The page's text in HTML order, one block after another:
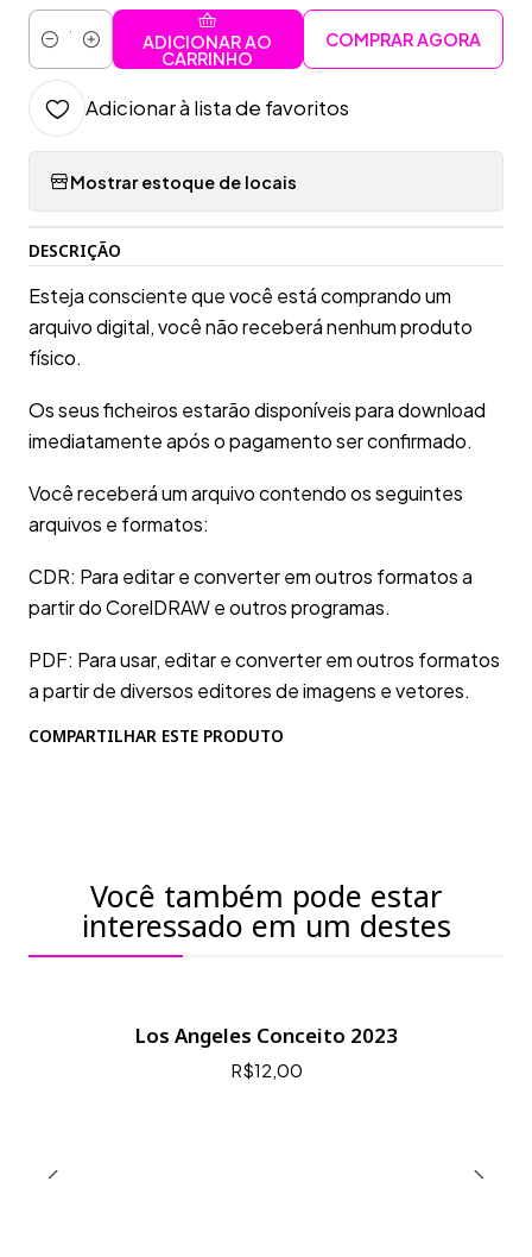
Quantidade
ADICIONAR AO
CARRINHO
COMPRAR AGORA
Adicionar à lista de favoritos
Mostrar estoque de locais
DESCRIÇÃO
Esteja consciente que você está comprando um
arquivo digital, você não receberá nenhum produto
físico.
Os seus ficheiros estarão disponíveis para download
imediatamente após o pagamento ser confirmado.
Você receberá um arquivo contendo os seguintes
arquivos e formatos:
CDR: Para editar e converter em outros formatos a
partir do CorelDRAW e outros programas.
PDF: Para usar, editar e converter em outros formatos
a partir de diversos editores de imagens e vetores.
COMPARTILHAR ESTE PRODUTO
Você também pode estar
interessado em um destes
Los Angeles Conceito 2023
R$12,00